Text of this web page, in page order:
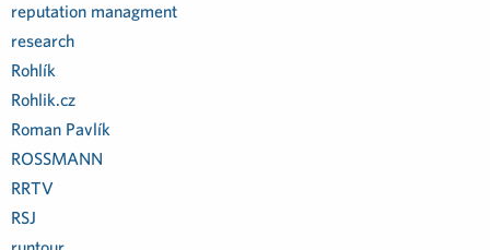
reputation managment
research
Rohlík
Rohlik.cz
Roman Pavlík
ROSSMANN
RRTV
RSJ